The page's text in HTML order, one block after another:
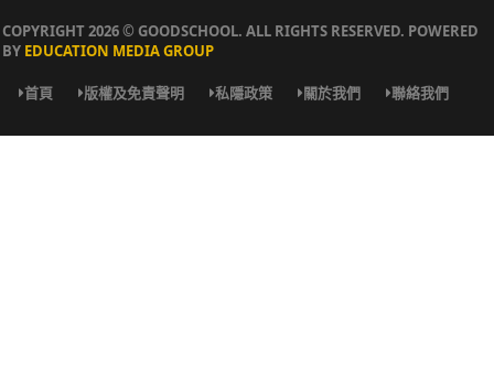
COPYRIGHT 2026 © GOODSCHOOL. ALL RIGHTS RESERVED. POWERED
BY EDUCATION MEDIA GROUP
首頁 版權及免責聲明 私隱政策 關於我們 聯絡我們